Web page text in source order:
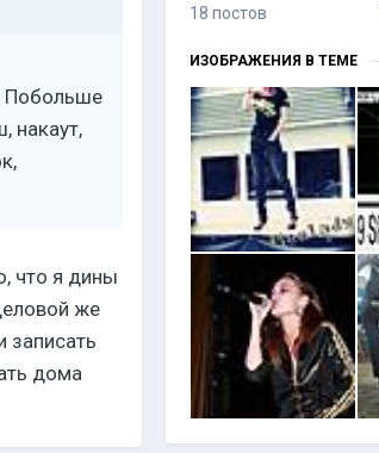
Побольше
накаут,
что я дины
же
записать
дома
18 постов
ИЗОБРАЖЕНИЯ В ТЕМЕ